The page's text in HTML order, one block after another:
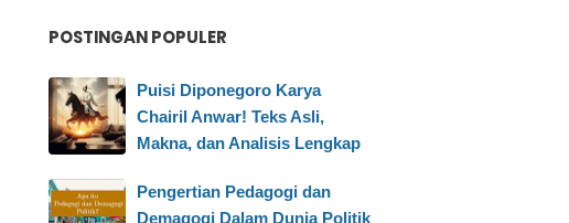
POSTINGAN POPULER
Puisi Diponegoro Karya
Chairil Anwar! Teks Asli,
Makna, dan Analisis Lengkap
Pengertian Pedagogi dan
Demagogi Dalam Dunia Politik